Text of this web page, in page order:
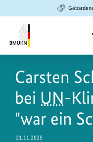
Hauptinhalt
springen
Suche
springen
Hauptnavigation
springen
Umwelt,
Naturschutz
und
nukleare
Sicherheit
Carsten
bei UN-
"war ein
21.11.2025